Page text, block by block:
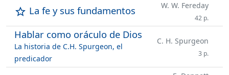
star_outline La fe y sus fundamentos W. W. Fereday
42 p.
Hablar como oráculo de Dios
La historia de C.H. Spurgeon, el
predicador
C. H. Spurgeon
3 p.